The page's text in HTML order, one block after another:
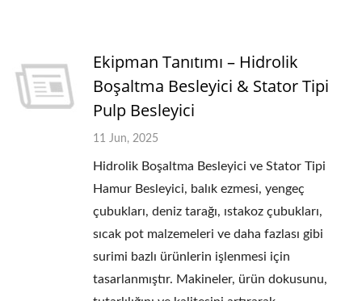
Ekipman Tanıtımı – Hidrolik
Boşaltma Besleyici & Stator Tipi
Pulp Besleyici
11 Jun, 2025
Hidrolik Boşaltma Besleyici ve Stator Tipi
Hamur Besleyici, balık ezmesi, yengeç
çubukları, deniz tarağı, ıstakoz çubukları,
sıcak pot malzemeleri ve daha fazlası gibi
surimi bazlı ürünlerin işlenmesi için
tasarlanmıştır. Makineler, ürün dokusunu,